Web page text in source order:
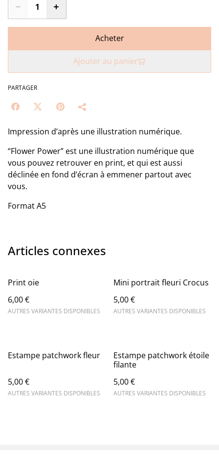
Acheter
Ajouter au panier
PARTAGER
Impression d’après une illustration numérique.
“Flower Power” est une illustration numérique que
vous pouvez retrouver en print, et qui est aussi
déclinée en fond d’écran à emmener partout avec
vous.
Format A5
Articles connexes
Print oie
6,00 €
AUTRES VARIANTES DISPONIBLES
Mini portrait fleuri Crocus
5,00 €
AUTRES VARIANTES DISPONIBLES
Estampe patchwork fleur
5,00 €
AUTRES VARIANTES DISPONIBLES
Estampe patchwork étoile
filante
5,00 €
AUTRES VARIANTES DISPONIBLES